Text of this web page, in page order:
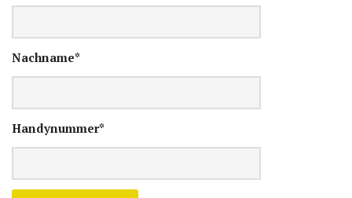
Nachname*
Handynummer*